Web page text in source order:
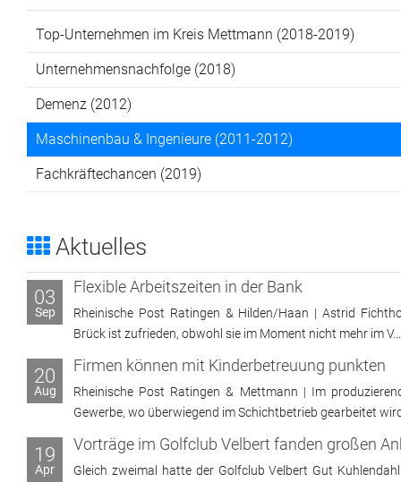
Top-Unternehmen im Kreis Mettmann (2018-2019)
Unternehmensnachfolge (2018)
Demenz (2012)
Maschinenbau & Ingenieure (2011-2012)
Fachkräftechancen (2019)
Aktuelles
03
Sep
Flexible Arbeitszeiten in der Bank
Rheinische Post Ratingen & Hilden/Haan | Astrid
Brück ist zufrieden, obwohl sie im Moment nicht mehr im V...
20
Aug
Firmen können mit Kinderbetreuung punkten
Rheinische Post Ratingen & Mettmann | Im
Gewerbe, wo überwiegend im Schichtbetrieb gearbeitet
19
Apr
Gleich zweimal hatte der Golfclub Velbert Gut